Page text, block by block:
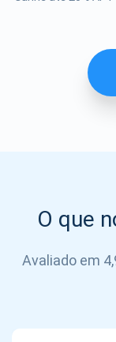
O que
Avaliado em